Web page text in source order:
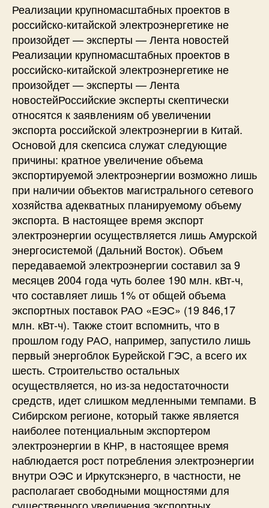
Реализации крупномасштабных проектов в
российско-китайской электроэнергетике не
произойдет — эксперты — Лента новостей
Реализации крупномасштабных проектов в
российско-китайской электроэнергетике не
произойдет — эксперты — Лента
новостейРоссийские эксперты скептически
относятся к заявлениям об увеличении
экспорта российской электроэнергии в Китай.
Основой для скепсиса служат следующие
причины: кратное увеличение объема
экспортируемой электроэнергии возможно лишь
при наличии объектов магистрального сетевого
хозяйства адекватных планируемому объему
экспорта. В настоящее время экспорт
электроэнергии осуществляется лишь Амурской
энергосистемой (Дальний Восток). Объем
передаваемой электроэнергии составил за 9
месяцев 2004 года чуть более 190 млн. кВт-ч,
что составляет лишь 1% от общей объема
экспортных поставок РАО «ЕЭС» (19 846,17
млн. кВт-ч). Также стоит вспомнить, что в
прошлом году РАО, например, запустило лишь
первый энергоблок Бурейской ГЭС, а всего их
шесть. Строительство остальных
осуществляется, но из-за недостаточности
средств, идет слишком медленными темпами. В
Сибирском регионе, который также является
наиболее потенциальным экспортером
электроэнергии в КНР, в настоящее время
наблюдается рост потребления электроэнергии
внутри ОЭС и Иркутскэнерго, в частности, не
располагает свободными мощностями для
существенного увеличения экспортных